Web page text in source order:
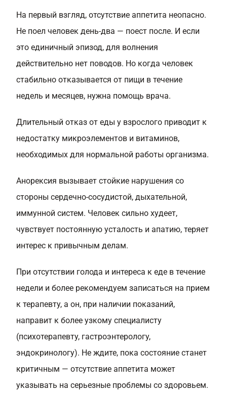
На первый взгляд, отсутствие аппетита неопасно.
Не поел человек день-два — поест после. И если
это единичный эпизод, для волнения
действительно нет поводов. Но когда человек
стабильно отказывается от пищи в течение
недель и месяцев, нужна помощь врача.
Длительный отказ от еды у взрослого приводит к
недостатку микроэлементов и витаминов,
необходимых для нормальной работы организма.
Анорексия вызывает стойкие нарушения со
стороны сердечно-сосудистой, дыхательной,
иммунной систем. Человек сильно худеет,
чувствует постоянную усталость и апатию, теряет
интерес к привычным делам.
При отсутствии голода и интереса к еде в течение
недели и более рекомендуем записаться на прием
к терапевту, а он, при наличии показаний,
направит к более узкому специалисту
(психотерапевту, гастроэнтерологу,
эндокринологу). Не ждите, пока состояние станет
критичным — отсутствие аппетита может
указывать на серьезные проблемы со здоровьем.